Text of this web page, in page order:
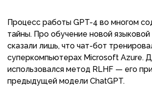
Процесс работы GPT-4 во многом
тайны. Про обучение новой
сказали лишь, что чат-бот
суперкомпьютерах Microsoft Azure.
использовался метод RLHF — его
предыдущей модели ChatGPT.